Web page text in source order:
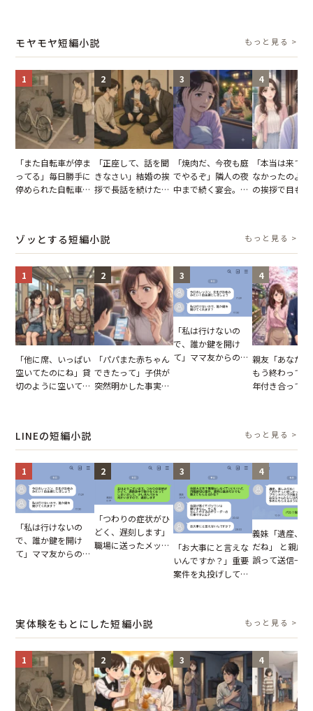
が一変
モヤモヤ短編小説 もっと見る >
1
「また自転車が停ま
ってる」毎日勝手に
停められた自転車。
2
「正座して、話を聞
きなさい」結婚の挨
拶で長話を続けた義
3
「焼肉だ、今夜も庭
でやるぞ」隣人の夜
中まで続く宴会。我
4
「本当は来て
なかったのよ
の挨拶で目も
ゾッとする短編小説 もっと見る >
1
「他に席、いっぱい
空いてたのにね」貸
切のように空いてる
2
「パパまた赤ちゃん
できたって」子供が
突然明かした事実。
3
「私は行けないの
で、誰か鍵を開け
て」ママ友からの
4
親友「あなた
もう終わって
年付き合って
LINEの短編小説 もっと見る >
1
「私は行けないの
で、誰か鍵を開け
て」ママ友からの
2
「つわりの症状がひ
どく、遅刻します」
職場に送ったメッセ
3
「お大事にと言えな
いんですか？」重要
案件を丸投げして休
4
義妹「遺産、
だね」 と親戚
誤って送信→夫
実体験をもとにした短編小説 もっと見る >
1 2 3 4